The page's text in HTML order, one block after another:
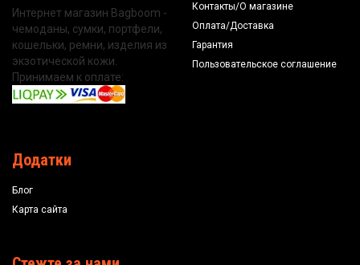
Интернет магазин Bagboom -
чемоданы, сумки, портфели,
кошельки, ремни, изделия из
экзотической кожи.
Принимаем к оплате:
Контакты/О магазине
Оплата/Доставка
Гарантия
Пользовательское соглашение
Додатки
Блог
Карта сайта